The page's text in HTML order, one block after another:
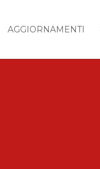
AGGIORNAMENTI